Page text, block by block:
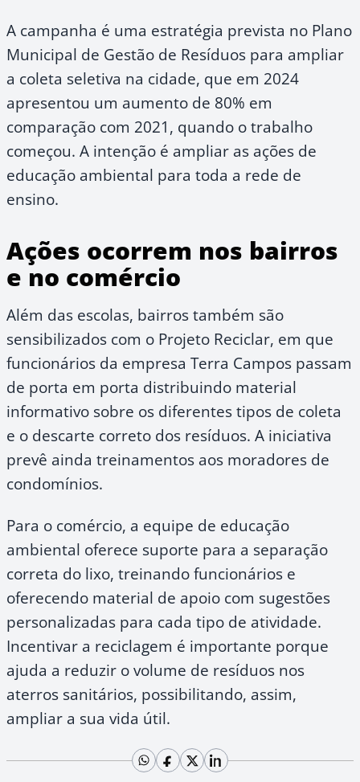
A campanha é uma estratégia prevista no Plano
Municipal de Gestão de Resíduos para ampliar
a coleta seletiva na cidade, que em 2024
apresentou um aumento de 80% em
comparação com 2021, quando o trabalho
começou. A intenção é ampliar as ações de
educação ambiental para toda a rede de
ensino.
Ações ocorrem nos bairros
e no comércio
Além das escolas, bairros também são
sensibilizados com o Projeto Reciclar, em que
funcionários da empresa Terra Campos passam
de porta em porta distribuindo material
informativo sobre os diferentes tipos de coleta
e o descarte correto dos resíduos. A iniciativa
prevê ainda treinamentos aos moradores de
condomínios.
Para o comércio, a equipe de educação
ambiental oferece suporte para a separação
correta do lixo, treinando funcionários e
oferecendo material de apoio com sugestões
personalizadas para cada tipo de atividade.
Incentivar a reciclagem é importante porque
ajuda a reduzir o volume de resíduos nos
aterros sanitários, possibilitando, assim,
ampliar a sua vida útil.